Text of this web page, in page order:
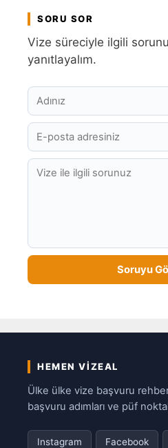
SORU SOR
Vize süreciyle ilgili
yanıtlayalım.
HEMEN VIZEAL
Ülke ülke vize başvuru
başvuru adımları ve püf
Instagram Facebook